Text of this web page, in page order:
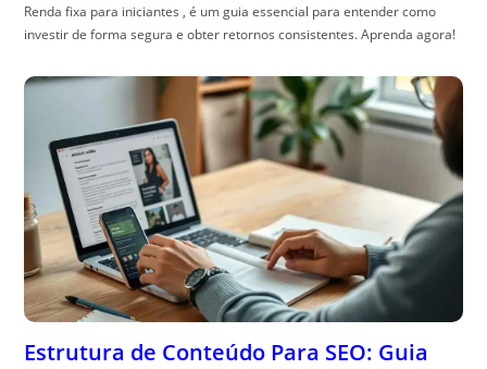
Renda fixa para iniciantes , é um guia essencial para entender como
investir de forma segura e obter retornos consistentes. Aprenda agora!
Estrutura de Conteúdo Para SEO: Guia